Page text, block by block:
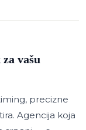
vašu
precizne
Agencija koja